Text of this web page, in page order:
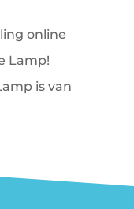
online
Lamp!
is van